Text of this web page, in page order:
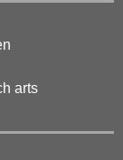
arts